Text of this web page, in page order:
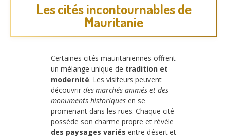
Les cités incontournables de
Mauritanie
Certaines cités mauritaniennes offrent
un mélange unique de tradition et
modernité. Les visiteurs peuvent
découvrir des marchés animés et des
monuments historiques en se
promenant dans les rues. Chaque cité
possède son charme propre et révèle
des paysages variés entre désert et